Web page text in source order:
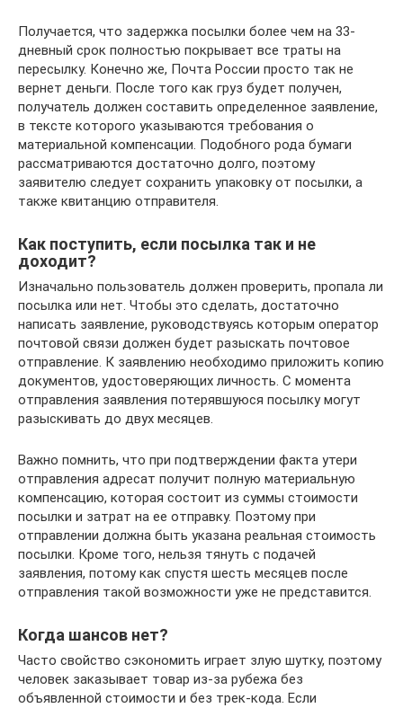
Получается, что задержка посылки более чем на 33-
дневный срок полностью покрывает все траты на
пересылку. Конечно же, Почта России просто так не
вернет деньги. После того как груз будет получен,
получатель должен составить определенное заявление,
в тексте которого указываются требования о
материальной компенсации. Подобного рода бумаги
рассматриваются достаточно долго, поэтому
заявителю следует сохранить упаковку от посылки, а
также квитанцию отправителя.
Как поступить, если посылка так и не
доходит?
Изначально пользователь должен проверить, пропала ли
посылка или нет. Чтобы это сделать, достаточно
написать заявление, руководствуясь которым оператор
почтовой связи должен будет разыскать почтовое
отправление. К заявлению необходимо приложить копию
документов, удостоверяющих личность. С момента
отправления заявления потерявшуюся посылку могут
разыскивать до двух месяцев.
Важно помнить, что при подтверждении факта утери
отправления адресат получит полную материальную
компенсацию, которая состоит из суммы стоимости
посылки и затрат на ее отправку. Поэтому при
отправлении должна быть указана реальная стоимость
посылки. Кроме того, нельзя тянуть с подачей
заявления, потому как спустя шесть месяцев после
отправления такой возможности уже не представится.
Когда шансов нет?
Часто свойство сэкономить играет злую шутку, поэтому
человек заказывает товар из-за рубежа без
объявленной стоимости и без трек-кода. Если